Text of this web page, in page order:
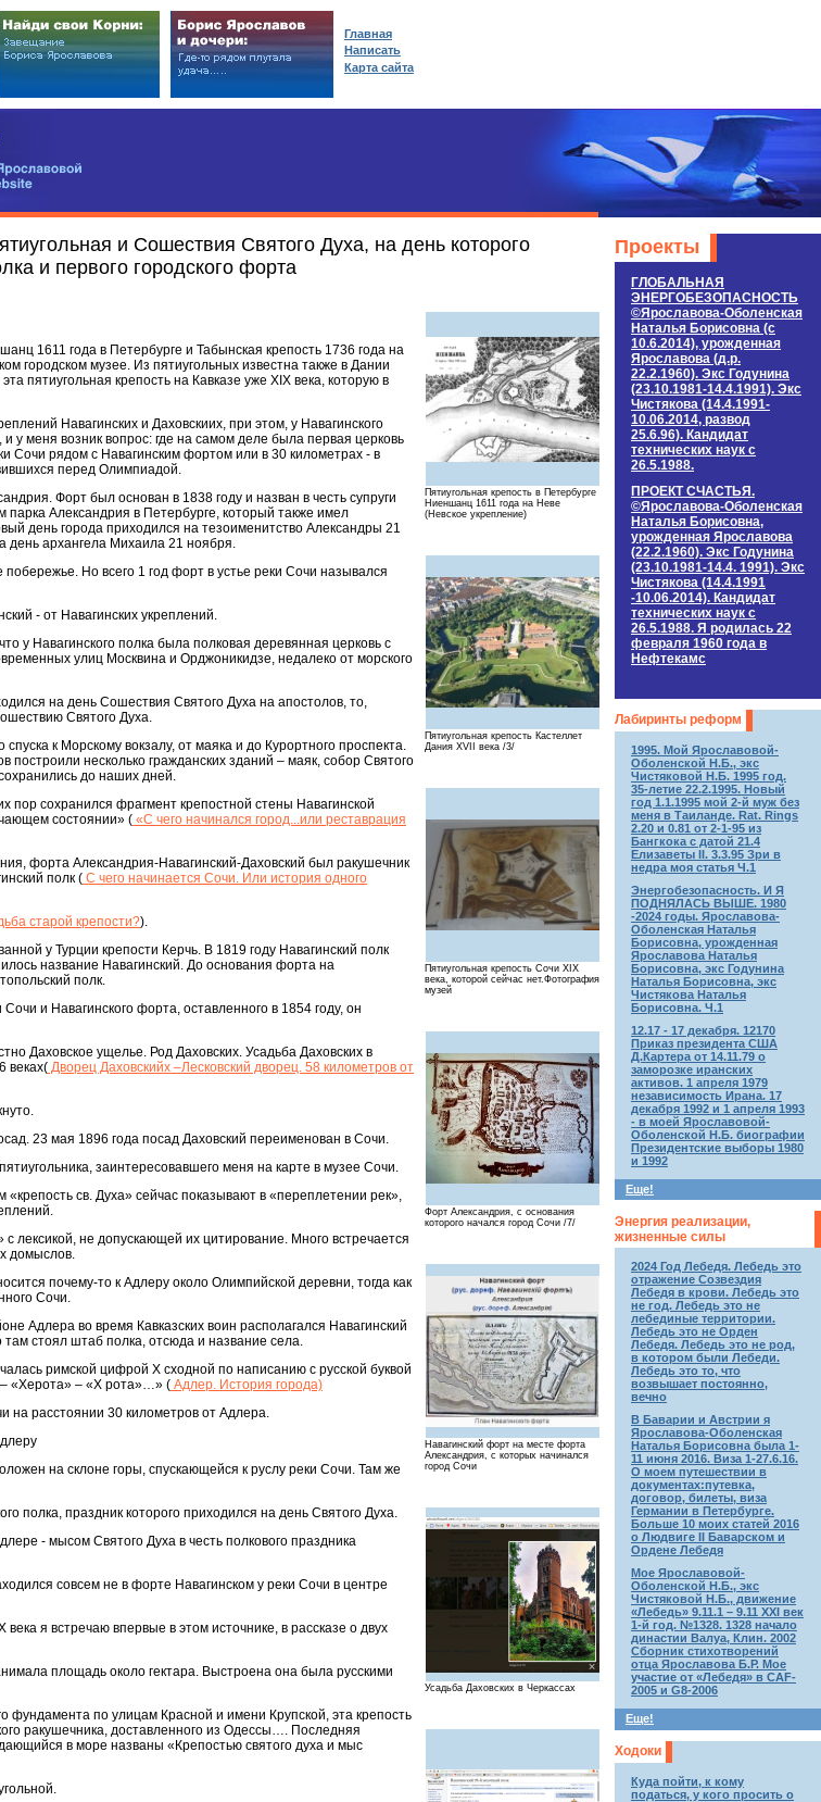
и Сошествия Святого Духа, на день которого
и первого городского форта
Пятиугольная крепость в Петербурге
Ниеншанц 1611 года на Неве
(Невское укрепление)
Пятиугольная крепость Кастеллет
Дания XVII века /3/
Пятиугольная крепость Сочи XIX
века, которой сейчас нет.Фотография
музей
Форт Александрия, с основания
которого начался город Сочи /7/
Навагинский форт на месте форта
Александрия, с которых начинался
город Сочи
Усадьба Даховских в Черкассах
1611 года в Петербурге и Табынская крепость 1736 года на
городском музее. Из пятиугольных известна также в Дании
пятиугольная крепость на Кавказе уже XIX века, которую в
Навагинских и Даховскиих, при этом, у Навагинского
у меня возник вопрос: где на самом деле была первая церковь
Сочи рядом с Навагинским фортом или в 30 километрах - в
перед Олимпиадой.
Форт был основан в 1838 году и назван в честь cупруги
Александрия в Петербурге, который также имел
день города приходился на тезоименитство Александры 21
день архангела Михаила 21 ноября.
Но всего 1 год форт в устье реки Сочи назывался
- от Навагинских укреплений.
у Навагинского полка была полковая деревянная церковь с
улиц Москвина и Орджоникидзе, недалеко от морского
на день Сошествия Святого Духа на апостолов, то,
Святого Духа.
к Морскому вокзалу, от маяка и до Курортного проспекта.
несколько гражданских зданий – маяк, собор Святого
до наших дней.
пор сохранился фрагмент крепостной стены Навагинской
состоянии» ( «С чего начинался город...или реставрация
форта Александрия-Навагинский-Даховский был ракушечник
полк ( С чего начинается Сочи. Или история одного
старой крепости?).
у Турции крепости Керчь. В 1819 году Навагинский полк
название Навагинский. До основания форта на
полк.
и Навагинского форта, оставленного в 1854 году, он
Даховское ущелье. Род Даховских. Усадьба Даховских в
веках( Дворец Даховскийх –Лесковский дворец. 58 километров от
23 мая 1896 года посад Даховский переименован в Сочи.
заинтересовавшего меня на карте в музее Сочи.
св. Духа» сейчас показывают в «переплетении рек»,
лексикой, не допускающей их цитирование. Много встречается
домыслов.
почему-то к Адлеру около Олимпийской деревни, тогда как
Сочи.
Адлера во время Кавказских воин располагался Навагинский
стоял штаб полка, отсюда и название села.
римской цифрой Х сходной по написанию с русской буквой
– «Херота» – «Х рота»…» ( Адлер. История города)
на расстоянии 30 километров от Адлера.
на склоне горы, спускающейся к руслу реки Сочи. Там же
полка, праздник которого приходился на день Святого Духа.
- мысом Святого Духа в честь полкового праздника
совсем не в форте Навагинском у реки Сочи в центре
я встречаю впервые в этом источнике, в рассказе о двух
площадь около гектара. Выстроена она была русскими
фундамента по улицам Красной и имени Крупской, эта крепость
ракушечника, доставленного из Одессы…. Последняя
в море названы «Крепостью святого духа и мыс
Проекты
ГЛОБАЛЬНАЯ
ЭНЕРГОБЕЗОПАСНОСТЬ
©Ярославова-Оболенская
Наталья Борисовна (c
10.6.2014), урожденная
Ярославова (д.р.
22.2.1960). Экс Годунина
(23.10.1981-14.4.1991). Экс
Чистякова (14.4.1991-
10.06.2014, развод
25.6.96). Кандидат
технических наук c
26.5.1988.
ПРОЕКТ СЧАСТЬЯ.
©Ярославова-Оболенская
Наталья Борисовна,
урожденная Ярославова
(22.2.1960). Экс Годунина
(23.10.1981-14.4. 1991). Экс
Чистякова (14.4.1991
-10.06.2014). Кандидат
технических наук c
26.5.1988. Я родилась 22
февраля 1960 года в
Нефтекамс
Лабиринты реформ
1995. Мой Ярославовой-
Оболенской Н.Б., экс
Чистяковой Н.Б. 1995 год.
35-летие 22.2.1995. Новый
год 1.1.1995 мой 2-й муж без
меня в Таиланде. Rat. Rings
2.20 и 0.81 от 2-1-95 из
Бангкока с датой 21.4
Елизаветы II. 3.3.95 Зри в
недра моя статья Ч.1
Энергобезопасность. И Я
ПОДНЯЛАСЬ ВЫШЕ. 1980
-2024 годы. Ярославова-
Оболенская Наталья
Борисовна, урожденная
Ярославова Наталья
Борисовна, экс Годунина
Наталья Борисовна, экс
Чистякова Наталья
Борисовна. Ч.1
12.17 - 17 декабря. 12170
Приказ президента США
Д.Картера от 14.11.79 о
заморозке иранских
активов. 1 апреля 1979
независимость Ирана. 17
декабря 1992 и 1 апреля 1993
- в моей Ярославовой-
Оболенской Н.Б. биографии
Президентские выборы 1980
и 1992
Еще!
Энергия реализации,
жизненные силы
2024 Год Лебедя. Лебедь это
отражение Созвездия
Лебедя в крови. Лебедь это
не год. Лебедь это не
лебединые территории.
Лебедь это не Орден
Лебедя. Лебедь это не род,
в котором были Лебеди.
Лебедь это то, что
возвышает постоянно,
вечно
В Баварии и Австрии я
Ярославова-Оболенская
Наталья Борисовна была 1-
11 июня 2016. Виза 1-27.6.16.
О моем путешествии в
документах:путевка,
договор, билеты, виза
Германии в Петербурге.
Больше 10 моих статей 2016
о Людвиге II Баварском и
Ордене Лебедя
Мое Ярославовой-
Оболенской Н.Б., экс
Чистяковой Н.Б., движение
«Лебедь» 9.11.1 – 9.11 XXI век
1-й год. №1328. 1328 начало
династии Валуа, Клин. 2002
Сборник стихотворений
отца Ярославова Б.Р. Мое
участие от «Лебедя» в CAF-
2005 и G8-2006
Еще!
Ходоки
Куда пойти, к кому
податься, у кого просить о
Главная
Написать
Карта сайта